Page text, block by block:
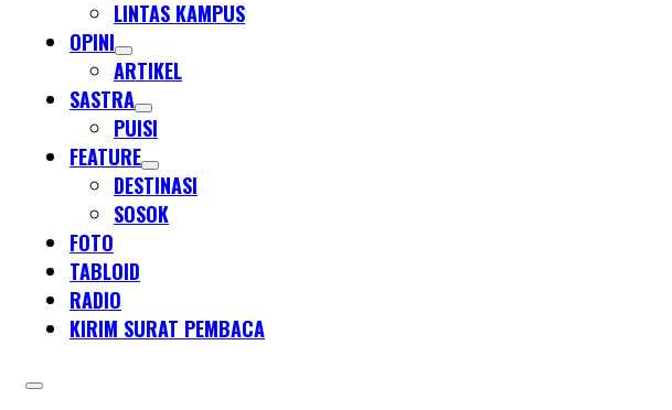
LINTAS KAMPUS
OPINI
ARTIKEL
SASTRA
PUISI
FEATURE
DESTINASI
SOSOK
FOTO
TABLOID
RADIO
KIRIM SURAT PEMBACA